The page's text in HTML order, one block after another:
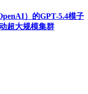
）的GPT-5.4模子
超大规模集群